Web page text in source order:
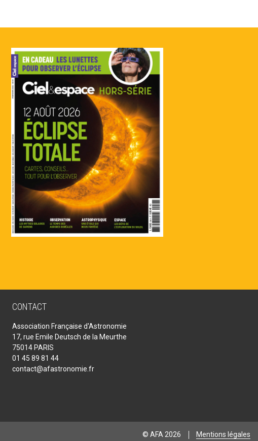
CONTACT
Association Française d'Astronomie
17, rue Emile Deutsch de la Meurthe
75014 PARIS
01 45 89 81 44
contact@afastronomie.fr
© AFA 2026 Mentions légales